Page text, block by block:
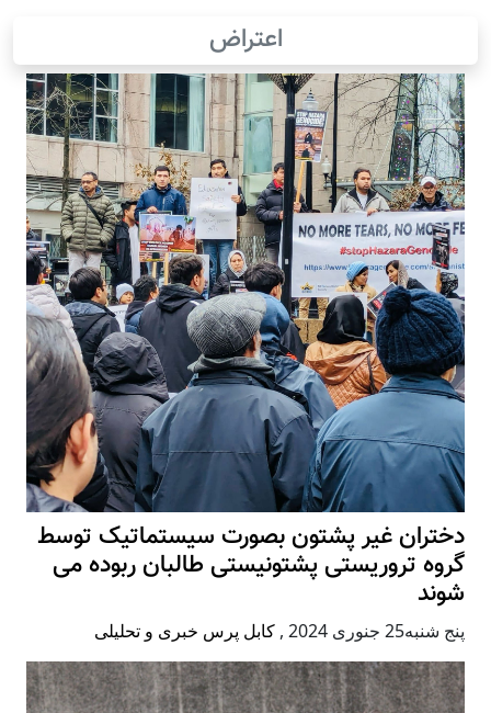
اعتراض
دختران غیر پشتون بصورت سیستماتیک توسط
گروه تروریستی پشتونیستی طالبان ربوده می
شوند
پنج شنبه25 جنوری 2024 , کابل پرس خبری و تحلیلی